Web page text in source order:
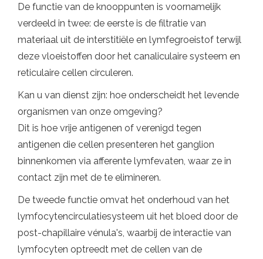
De functie van de knooppunten is voornamelijk
verdeeld in twee: de eerste is de filtratie van
materiaal uit de interstitiële en lymfegroeistof terwijl
deze vloeistoffen door het canaliculaire systeem en
reticulaire cellen circuleren.
Kan u van dienst zijn: hoe onderscheidt het levende
organismen van onze omgeving?
Dit is hoe vrije antigenen of verenigd tegen
antigenen die cellen presenteren het ganglion
binnenkomen via afferente lymfevaten, waar ze in
contact zijn met de te elimineren.
De tweede functie omvat het onderhoud van het
lymfocytencirculatiesysteem uit het bloed door de
post-chapillaire vénula's, waarbij de interactie van
lymfocyten optreedt met de cellen van de